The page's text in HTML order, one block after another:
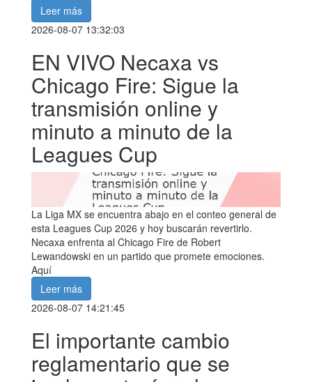
Leer más
2026-08-07 13:32:03
EN VIVO Necaxa vs
Chicago Fire: Sigue la
transmisión online y
minuto a minuto de la
Leagues Cup
La Liga MX se encuentra abajo en el conteo general de
esta Leagues Cup 2026 y hoy buscarán revertirlo.
Necaxa enfrenta al Chicago Fire de Robert
Lewandowski en un partido que promete emociones.
Aquí
Leer más
2026-08-07 14:21:45
El importante cambio
reglamentario que se